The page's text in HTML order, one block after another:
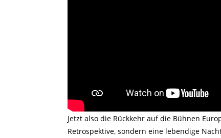
Jetzt also die Rückkehr auf die Bühnen
Retrospektive, sondern eine lebendige